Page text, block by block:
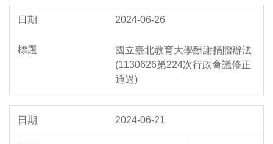
2024-06-26
國立臺北教育大學酬謝捐贈辦法
(1130626第224次行政會議修正
通過)
2024-06-21